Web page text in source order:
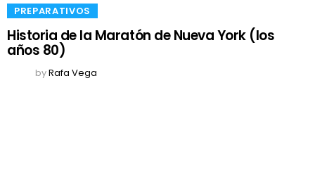
​PREPARATIVOS
Historia de la Maratón de Nueva York (los
años 80)
byRafa Vega